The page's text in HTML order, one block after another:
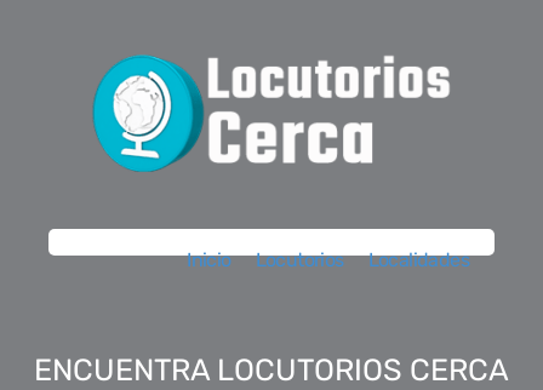
Inicio Locutorios Localidades
ENCUENTRA LOCUTORIOS CERCA